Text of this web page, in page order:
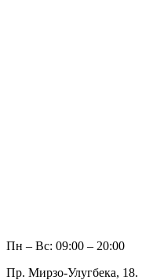
Пн – Вс: 09:00 – 20:00
Пр. Мирзо-Улугбека, 18.